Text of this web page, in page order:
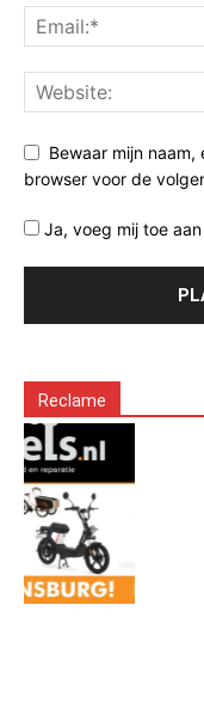
Bewaar mijn
browser voor de
Ja, voeg mij toe
Reclame